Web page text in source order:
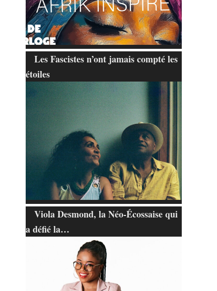
Les Fascistes n’ont jamais compté les
étoiles
Viola Desmond, la Néo-Écossaise qui
a défié la…